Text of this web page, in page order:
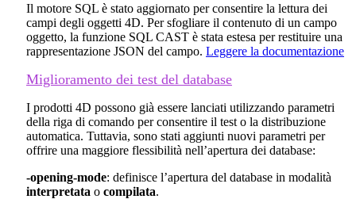
Il motore SQL è stato aggiornato per consentire la lettura dei
campi degli oggetti 4D. Per sfogliare il contenuto di un campo
oggetto, la funzione SQL CAST è stata estesa per restituire una
rappresentazione JSON del campo. Leggere la documentazione
Miglioramento dei test del database
I prodotti 4D possono già essere lanciati utilizzando parametri
della riga di comando per consentire il test o la distribuzione
automatica. Tuttavia, sono stati aggiunti nuovi parametri per
offrire una maggiore flessibilità nell’apertura dei database:
-opening-mode: definisce l’apertura del database in modalità
interpretata o compilata.